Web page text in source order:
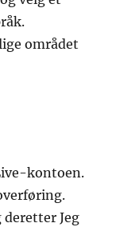
området
kontoen.
deretter Jeg